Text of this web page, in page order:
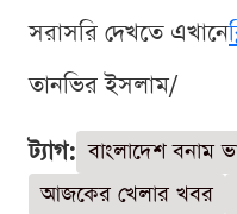
সরাসরি দেখতে এখানে
তানভির ইসলাম/
ট্যাগ: বাংলাদেশ বনাম
আজকের খেলার খবর